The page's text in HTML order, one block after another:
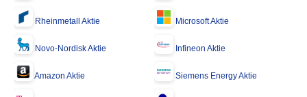
Rheinmetall Aktie Microsoft Aktie
Novo-Nordisk Aktie Infineon Aktie
Amazon Aktie Siemens Energy Aktie